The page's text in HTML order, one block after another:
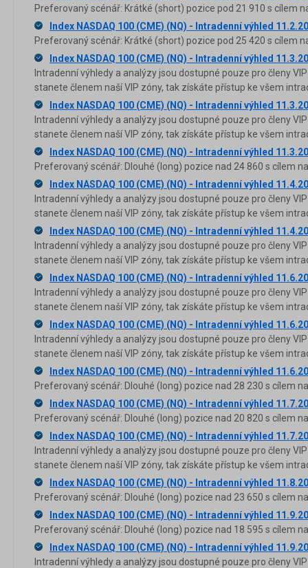
Preferovaný scénář: Krátké (short) pozice pod 21 910 s cílem
Index NASDAQ 100 (CME) (NQ) - Intradenní výhled
Preferovaný scénář: Krátké (short) pozice pod 25 420 s cílem
Index NASDAQ 100 (CME) (NQ) - Intradenní výhled
Intradenní výhledy a analýzy jsou dostupné pouze pro členy
stanete členem naší VIP zóny, tak získáte přístup ke všem
Index NASDAQ 100 (CME) (NQ) - Intradenní výhled
Intradenní výhledy a analýzy jsou dostupné pouze pro členy
stanete členem naší VIP zóny, tak získáte přístup ke všem
Index NASDAQ 100 (CME) (NQ) - Intradenní výhled
Preferovaný scénář: Dlouhé (long) pozice nad 24 860 s cílem
Index NASDAQ 100 (CME) (NQ) - Intradenní výhled
Intradenní výhledy a analýzy jsou dostupné pouze pro členy
stanete členem naší VIP zóny, tak získáte přístup ke všem
Index NASDAQ 100 (CME) (NQ) - Intradenní výhled
Intradenní výhledy a analýzy jsou dostupné pouze pro členy
stanete členem naší VIP zóny, tak získáte přístup ke všem
Index NASDAQ 100 (CME) (NQ) - Intradenní výhled
Intradenní výhledy a analýzy jsou dostupné pouze pro členy
stanete členem naší VIP zóny, tak získáte přístup ke všem
Index NASDAQ 100 (CME) (NQ) - Intradenní výhled
Intradenní výhledy a analýzy jsou dostupné pouze pro členy
stanete členem naší VIP zóny, tak získáte přístup ke všem
Index NASDAQ 100 (CME) (NQ) - Intradenní výhled
Preferovaný scénář: Dlouhé (long) pozice nad 28 230 s cílem
Index NASDAQ 100 (CME) (NQ) - Intradenní výhled
Preferovaný scénář: Dlouhé (long) pozice nad 20 820 s cílem
Index NASDAQ 100 (CME) (NQ) - Intradenní výhled
Intradenní výhledy a analýzy jsou dostupné pouze pro členy
stanete členem naší VIP zóny, tak získáte přístup ke všem
Index NASDAQ 100 (CME) (NQ) - Intradenní výhled
Preferovaný scénář: Dlouhé (long) pozice nad 23 650 s cílem
Index NASDAQ 100 (CME) (NQ) - Intradenní výhled
Preferovaný scénář: Dlouhé (long) pozice nad 18 595 s cílem
Index NASDAQ 100 (CME) (NQ) - Intradenní výhled
Intradenní výhledy a analýzy jsou dostupné pouze pro členy